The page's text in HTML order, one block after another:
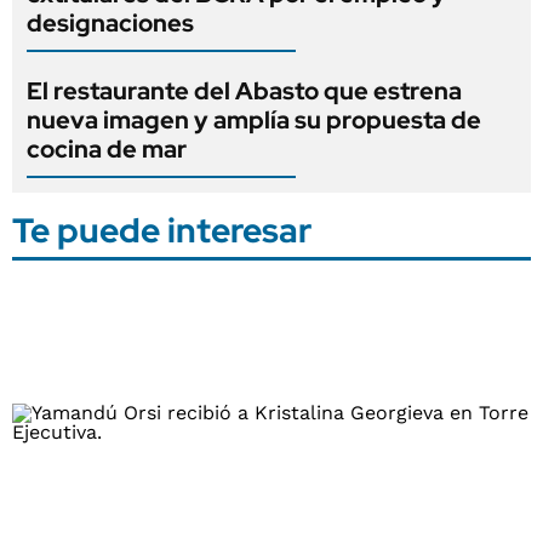
designaciones
El restaurante del Abasto que estrena
nueva imagen y amplía su propuesta de
cocina de mar
Te puede interesar